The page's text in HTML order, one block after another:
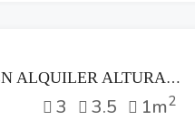
APARTAMENTO EN ALQUILER ALTURAS DEL BOSQUE NUEVO CUSCATLAN
3 3.5 1m2